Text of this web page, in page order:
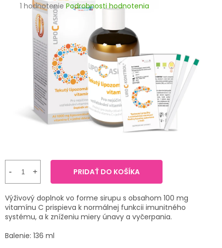
TRÁVENIE
EROTIKA
BOLESŤ
DERMATOLÓGIA
DENTÁLNA
ZDRAVOTNÍCKE
PRÍRODNÉ
LIEKY
Priemerné
hodnotenie
produktu
hviezdičiek.
1 hodnotenie Podrobnosti hodnotenia
PRIDAŤ DO KOŠÍKA
Výživový doplnok vo forme sirupu s obsahom 100 mg
vitamínu C prispieva k normálnej funkcii imunitného
systému, a k zníženiu miery únavy a vyčerpania.
Balenie: 136 ml